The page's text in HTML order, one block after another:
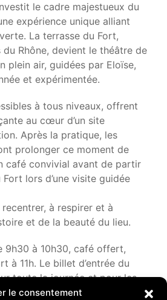
le consentement
le cadre majestueux du
expérience unique alliant
La terrasse du Fort,
du Rhône, devient le théâtre de
plein air, guidées par Eloïse,
et expérimentée.
à tous niveaux, offrent
au cœur d’un site
Après la pratique, les
prolonger ce moment de
café convivial avant de partir
lors d’une visite guidée
à respirer et à
et de la beauté du lieu.
9h30 à 10h30, café offert,
à 11h. Le billet d’entrée du
toute la journée et pour les
et temporaires